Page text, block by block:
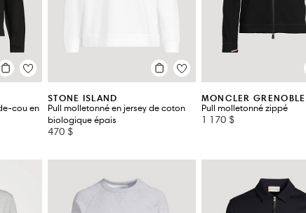
cou en
STONE ISLAND
Pull molletonné en jersey de coton
biologique épais
470 $
MONCLER GRENOBLE
Pull molletonné zippé
1 170 $